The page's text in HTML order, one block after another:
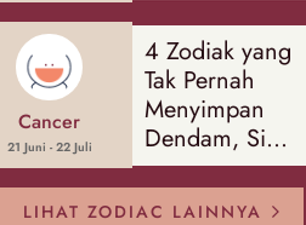
Agustus 2026
Cancer
21 Juni - 22 Juli
4 Zodiak yang
Tak Pernah
Menyimpan
Dendam, Si
Paling Mudah
Memaafkan!
LIHAT ZODIAC LAINNYA